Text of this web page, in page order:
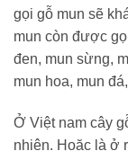
gọi gỗ mun sẽ
mun còn được
đen, mun sừng,
mun hoa, mun
Ở Việt nam cây
nhiên. Hoặc là ở